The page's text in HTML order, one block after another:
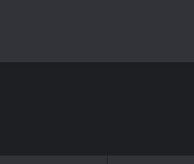
alchemii, wytwarzania
naukowej wzbogacają przygotowania i